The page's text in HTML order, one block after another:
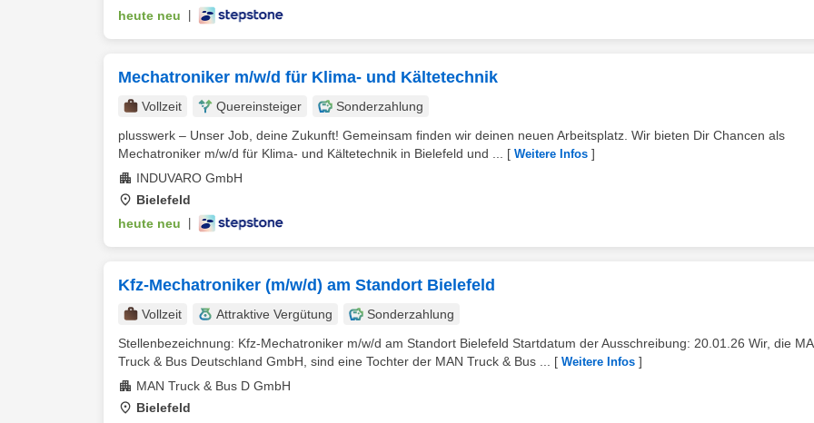
heute neu
Mechatroniker m/w/d für Klima- und Kältetechnik
Vollzeit Quereinsteiger
Sonderzahlung
plusswerk – Unser Job, deine Zukunft! Gemeinsam finden wir deinen neuen Arbeitsplatz. Wir bieten Dir Chancen als
Mechatroniker m/w/d für Klima- und Kältetechnik in Bielefeld und ...
[ Weitere Infos ]
INDUVARO GmbH
Bielefeld
heute neu
Kfz-Mechatroniker (m/w/d) am Standort Bielefeld
Vollzeit Attraktive Vergütung
Sonderzahlung
Stellenbezeichnung: Kfz-Mechatroniker m/w/d am Standort Bielefeld Startdatum der Ausschreibung: 20.01.26 Wir, die
Truck & Bus Deutschland GmbH, sind eine Tochter der MAN Truck & Bus ...
[ Weitere Infos ]
MAN Truck & Bus D GmbH
Bielefeld